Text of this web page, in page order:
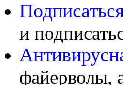
и
файерволы,